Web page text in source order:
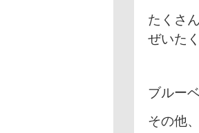
たくさ
ぜいた
ブルー
その他